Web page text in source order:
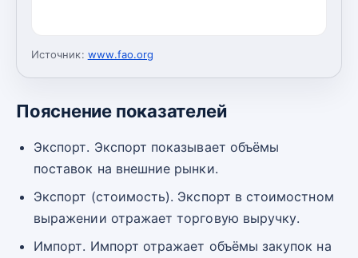
Источник: www.fao.org
Пояснение показателей
Экспорт. Экспорт показывает объёмы
поставок на внешние рынки.
Экспорт (стоимость). Экспорт в стоимостном
выражении отражает торговую выручку.
Импорт. Импорт отражает объёмы закупок на